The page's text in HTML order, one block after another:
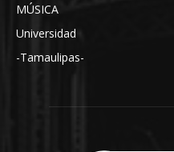
MÚSICA
Universidad
-Tamaulipas-